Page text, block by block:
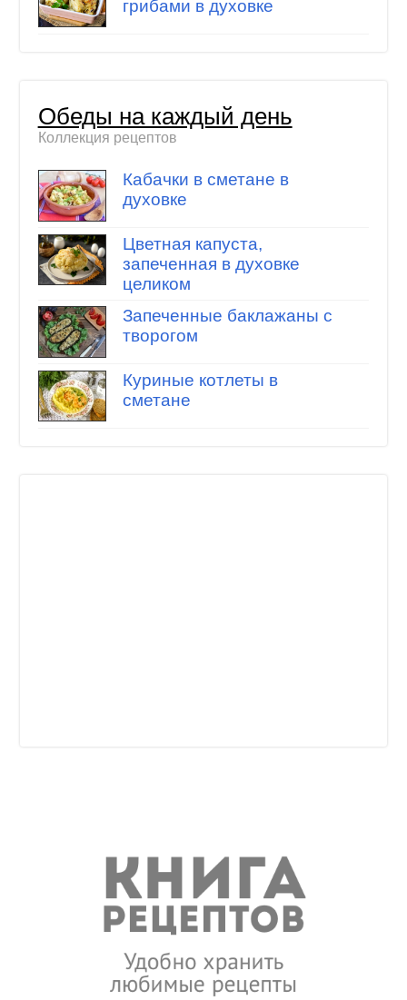
грибами в духовке
Обеды на каждый день
Коллекция рецептов
Кабачки в сметане в
духовке
Цветная капуста,
запеченная в духовке
целиком
Запеченные баклажаны с
творогом
Куриные котлеты в
сметане